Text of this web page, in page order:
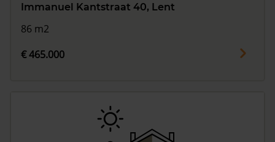
Immanuel Kantstraat 40, Lent
86 m2
€ 465.000